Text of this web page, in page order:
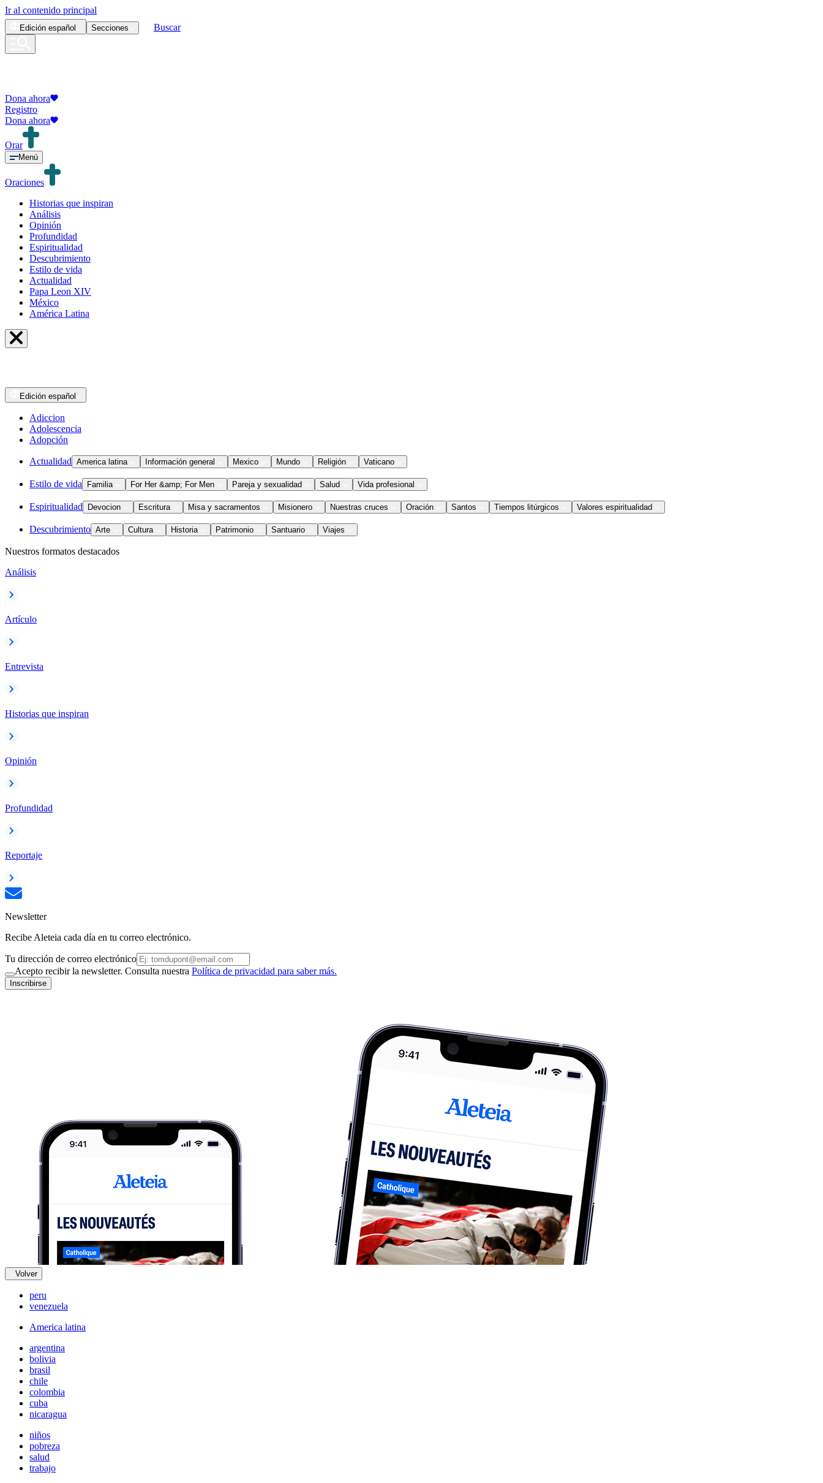
Ir al contenido principal
Edición español Secciones Buscar
Dona ahora
Registro
Dona ahora
Orar
Menú
Oraciones
Historias que inspiran
Análisis
Opinión
Profundidad
Espiritualidad
Descubrimiento
Estilo de vida
Actualidad
Papa Leon XIV
México
América Latina
Edición español
Adiccion
Adolescencia
Adopción
Actualidad America latina Información general Mexico Mundo Religión Vaticano
Estilo de vida Familia For Her &amp; For Men Pareja y sexualidad Salud Vida profesional
Espiritualidad Devocion Escritura Misa y sacramentos Misionero Nuestras cruces Oración Santos Tiempos litúrgicos Valores espiritualidad
Descubrimiento Arte Cultura Historia Patrimonio Santuario Viajes
Nuestros formatos destacados
Análisis
Artículo
Entrevista
Historias que inspiran
Opinión
Profundidad
Reportaje
Newsletter
Recibe Aleteia cada día en tu correo electrónico.
Tu dirección de correo electrónico
Acepto recibir la newsletter. Consulta nuestra Política de privacidad para saber más.
Inscribirse
Volver
peru
venezuela
America latina
argentina
bolivia
brasil
chile
colombia
cuba
nicaragua
niños
pobreza
salud
trabajo